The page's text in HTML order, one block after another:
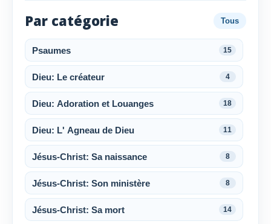
Par catégorie Tous
Psaumes 15
Dieu: Le créateur 4
Dieu: Adoration et Louanges 18
Dieu: L' Agneau de Dieu 11
Jésus-Christ: Sa naissance 8
Jésus-Christ: Son ministère 8
Jésus-Christ: Sa mort 14